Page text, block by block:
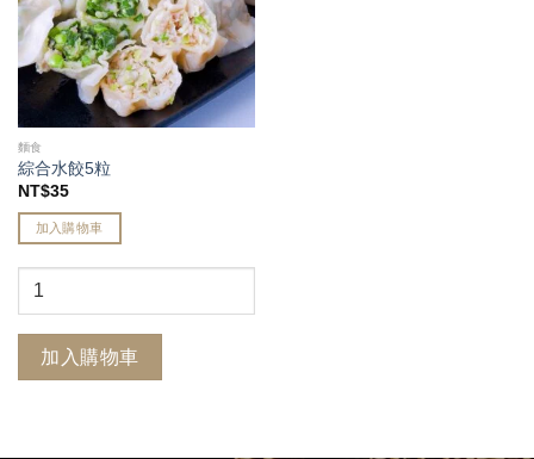
麵食
綜合水餃5粒
NT$35
加入購物車
加入購物車